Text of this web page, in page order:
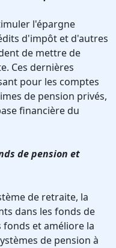
l'épargne
d'impôt et d'autres
de mettre de
Ces dernières
pour les comptes
de pension privés,
financière du
de pension et
de retraite, la
dans les fonds de
fonds et améliore la
de pension à